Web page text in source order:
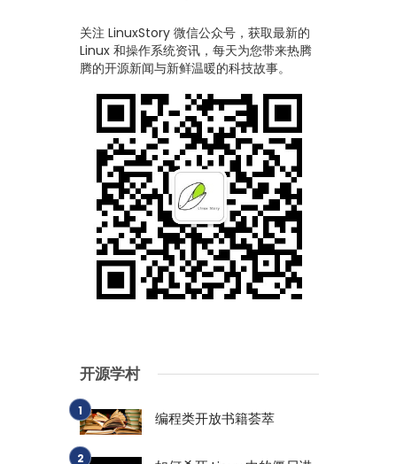
关注 LinuxStory 微信公众号，获取最新的
Linux 和操作系统资讯，每天为您带来热腾
腾的开源新闻与新鲜温暖的科技故事。
开源学村
编程类开放书籍荟萃